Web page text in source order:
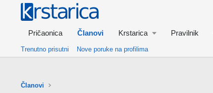
Pričaonica Članovi Krstarica Pravilnik
Trenutno prisutni Nove poruke na profilima
Članovi